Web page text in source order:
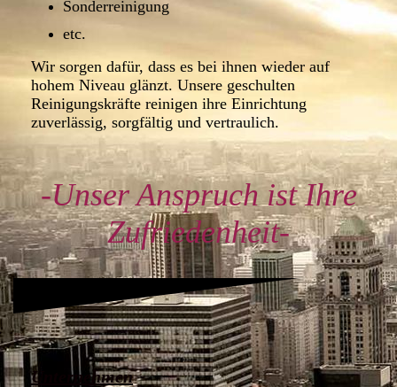
Sonderreinigung
etc.
Wir sorgen dafür, dass es bei ihnen wieder auf
hohem Niveau glänzt. Unsere geschulten
Reinigungskräfte reinigen ihre Einrichtung
zuverlässig, sorgfältig und vertraulich.
-Unser Anspruch ist Ihre
Zufriedenheit-
Unternehmen